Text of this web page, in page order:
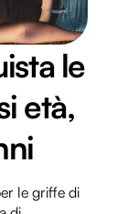
le
età,
le griffe di